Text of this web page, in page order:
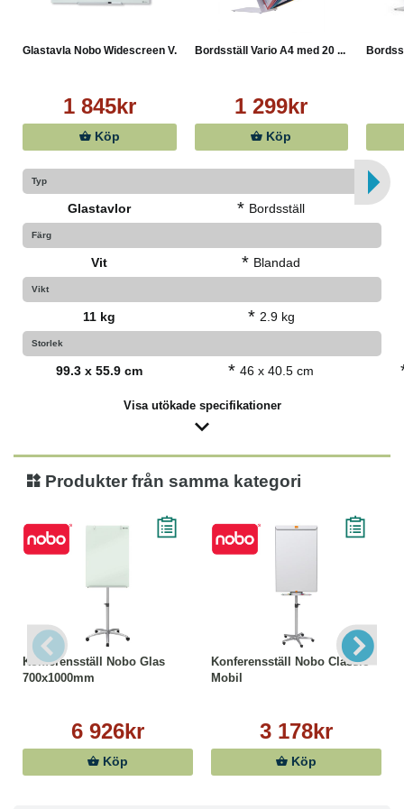
Vikt: 11 kg
Färg: Vit
Glastavla Nobo Widescreen V...
1 845kr
Köp
Bordsställ Vario A4 med 20 ...
1 299kr
Köp
Typ
Glastavlor * Bordsställ
Färg
Vit * Blandad
Vikt
11 kg * 2.9 kg
Storlek
99.3 x 55.9 cm * 46 x 40.5 cm
Visa utökade specifikationer
Produkter från samma kategori
Konferensställ Nobo Glas
700x1000mm
6 926kr
Köp
Konferensställ Nobo Classic
Mobil
3 178kr
Köp